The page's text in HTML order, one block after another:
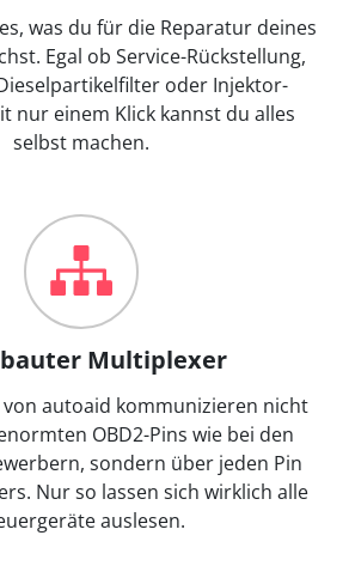
was du für die Reparatur deines
Egal ob Service-Rückstellung,
oder Injektor-
nur einem Klick kannst du alles
selbst machen.
Multiplexer
autoaid kommunizieren nicht
OBD2-Pins wie bei den
sondern über jeden Pin
Nur so lassen sich wirklich alle
auslesen.